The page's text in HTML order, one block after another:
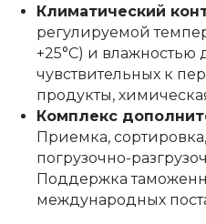
Климатический
регулируемой
+25°C) и влажностью
чувствительных к
продукты,
Комплекс
Приемка,
погрузочно-
Поддержка
международных